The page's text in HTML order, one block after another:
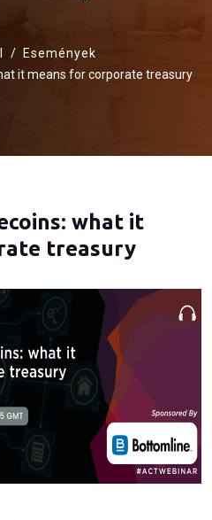
Események
it means for corporate treasury
what it
treasury